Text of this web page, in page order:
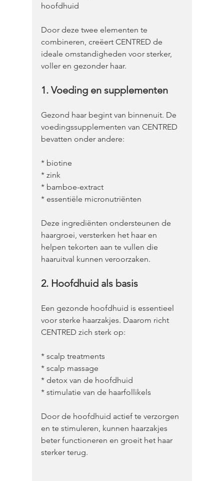
hoofdhuid
Door deze twee elementen te
combineren, creëert CENTRED de
ideale omstandigheden voor sterker,
voller en gezonder haar.
1. Voeding en supplementen
Gezond haar begint van binnenuit. De
voedingssupplementen van CENTRED
bevatten onder andere:
* biotine
* zink
* bamboe-extract
* essentiële micronutriënten
Deze ingrediënten ondersteunen de
haargroei, versterken het haar en
helpen tekorten aan te vullen die
haaruitval kunnen veroorzaken.
2. Hoofdhuid als basis
Een gezonde hoofdhuid is essentieel
voor sterke haarzakjes. Daarom richt
CENTRED zich sterk op:
* scalp treatments
* scalp massage
* detox van de hoofdhuid
* stimulatie van de haarfollikels
Door de hoofdhuid actief te verzorgen
en te stimuleren, kunnen haarzakjes
beter functioneren en groeit het haar
sterker terug.